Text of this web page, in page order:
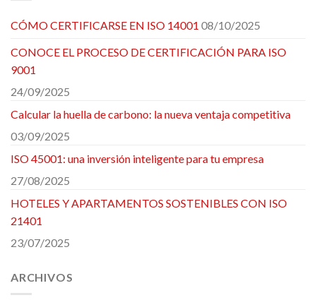
CÓMO CERTIFICARSE EN ISO 14001 08/10/2025
CONOCE EL PROCESO DE CERTIFICACIÓN PARA ISO
9001
24/09/2025
Calcular la huella de carbono: la nueva ventaja competitiva
03/09/2025
ISO 45001: una inversión inteligente para tu empresa
27/08/2025
HOTELES Y APARTAMENTOS SOSTENIBLES CON ISO
21401
23/07/2025
ARCHIVOS